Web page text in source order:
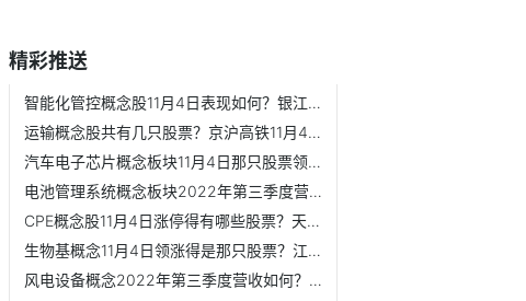
精彩推送
智能化管控概念股11月4日表现如何？银江技术11月4日市盈率45.53
运输概念股共有几只股票？京沪高铁11月4日股价多少？
汽车电子芯片概念板块11月4日那只股票领涨？国芯科技11月4日...
电池管理系统概念板块2022年第三季度营收如何？聚辰股份11月4...
CPE概念股11月4日涨停得有哪些股票？天邑股份11月4日开盘报17.31元
生物基概念11月4日领涨得是那只股票？江苏阳光11月4日报价2.810元
风电设备概念2022年第三季度营收如何？长海股份11月4日股价涨0.94%